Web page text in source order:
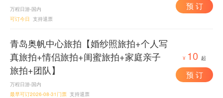
万程日游-国内
可订今日 支持退票
预 订
青岛奥帆中心旅拍【婚纱照旅拍+个人写
真旅拍+情侣旅拍+闺蜜旅拍+家庭亲子
旅拍+团队】
万程日游-国内
最早可订2026-08-31门票 支持退票
¥ 10 起
预 订